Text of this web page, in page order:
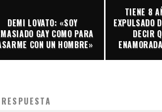
DEMI LOVATO: «SOY
GAY COMO PARA
CON UN HOMBRE»
TIENE 8
EXPULSADO
DECIR